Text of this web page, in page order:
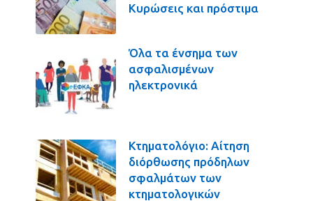
Κυρώσεις και πρόστιμα
Όλα τα ένσημα των
ασφαλισμένων
ηλεκτρονικά
Κτηματολόγιο: Αίτηση
διόρθωσης πρόδηλων
σφαλμάτων των
κτηματολογικών